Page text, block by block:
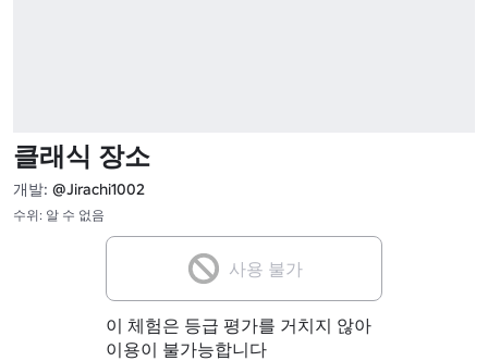
클래식 장소
개발: @Jirachi1002
수위: 알 수 없음
사용 불가
이 체험은 등급 평가를 거치지 않아
이용이 불가능합니다